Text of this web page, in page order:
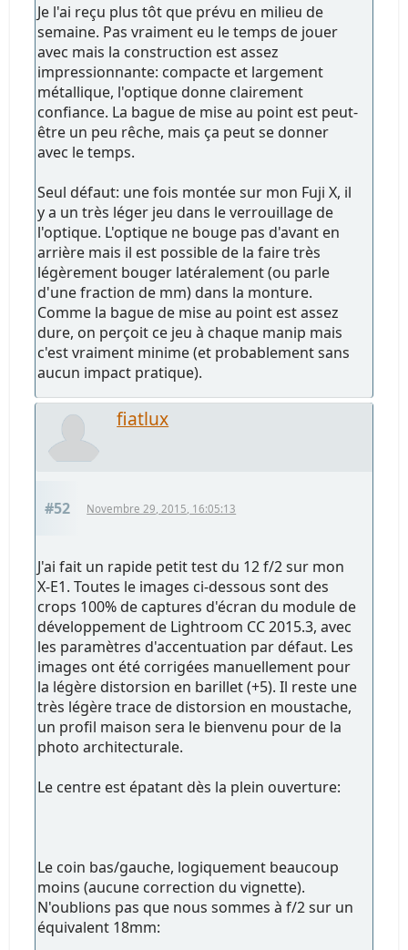
Je l'ai reçu plus tôt que prévu en milieu de
semaine. Pas vraiment eu le temps de jouer
avec mais la construction est assez
impressionnante: compacte et largement
métallique, l'optique donne clairement
confiance. La bague de mise au point est peut-
être un peu rêche, mais ça peut se donner
avec le temps.
Seul défaut: une fois montée sur mon Fuji X, il
y a un très léger jeu dans le verrouillage de
l'optique. L'optique ne bouge pas d'avant en
arrière mais il est possible de la faire très
légèrement bouger latéralement (ou parle
d'une fraction de mm) dans la monture.
Comme la bague de mise au point est assez
dure, on perçoit ce jeu à chaque manip mais
c'est vraiment minime (et probablement sans
aucun impact pratique).
fiatlux
#52 Novembre 29, 2015, 16:05:13
J'ai fait un rapide petit test du 12 f/2 sur mon
X-E1. Toutes le images ci-dessous sont des
crops 100% de captures d'écran du module de
développement de Lightroom CC 2015.3, avec
les paramètres d'accentuation par défaut. Les
images ont été corrigées manuellement pour
la légère distorsion en barillet (+5). Il reste une
très légère trace de distorsion en moustache,
un profil maison sera le bienvenu pour de la
photo architecturale.
Le centre est épatant dès la plein ouverture:
Le coin bas/gauche, logiquement beaucoup
moins (aucune correction du vignette).
N'oublions pas que nous sommes à f/2 sur un
équivalent 18mm: